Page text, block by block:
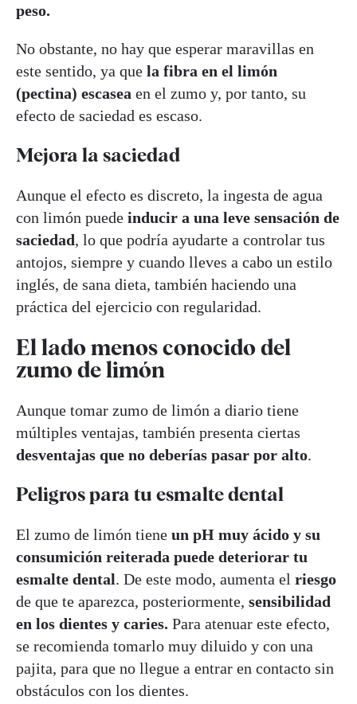
peso.
No obstante, no hay que esperar maravillas en
este sentido, ya que la fibra en el limón
(pectina) escasea en el zumo y, por tanto, su
efecto de saciedad es escaso.
Mejora la saciedad
Aunque el efecto es discreto, la ingesta de agua
con limón puede inducir a una leve sensación de
saciedad, lo que podría ayudarte a controlar tus
antojos, siempre y cuando lleves a cabo un estilo
inglés, de sana dieta, también haciendo una
práctica del ejercicio con regularidad.
El lado menos conocido del
zumo de limón
Aunque tomar zumo de limón a diario tiene
múltiples ventajas, también presenta ciertas
desventajas que no deberías pasar por alto.
Peligros para tu esmalte dental
El zumo de limón tiene un pH muy ácido y su
consumición reiterada puede deteriorar tu
esmalte dental. De este modo, aumenta el riesgo
de que te aparezca, posteriormente, sensibilidad
en los dientes y caries. Para atenuar este efecto,
se recomienda tomarlo muy diluido y con una
pajita, para que no llegue a entrar en contacto sin
obstáculos con los dientes.